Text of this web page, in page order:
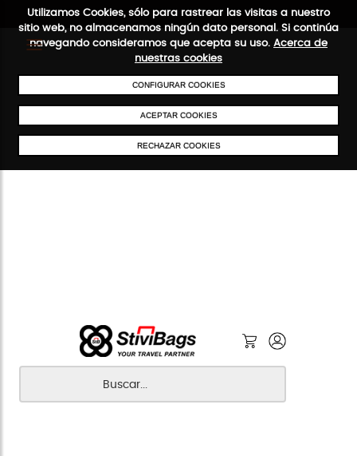
Utilizamos Cookies, sólo para rastrear las visitas a nuestro
sitio web, no almacenamos ningún dato personal. Si continúa
navegando consideramos que acepta su uso. Acerca de
nuestras cookies
CONFIGURAR COOKIES
ACEPTAR COOKIES
RECHAZAR COOKIES
ENVÍOS GRATIS A PARTIR DE 50 €